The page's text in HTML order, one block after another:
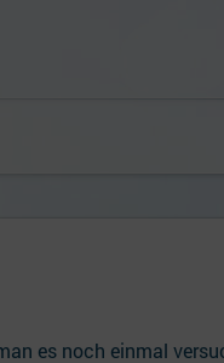
es noch einmal